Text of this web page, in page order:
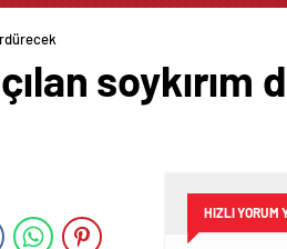
soykırım
HIZLI YORUM